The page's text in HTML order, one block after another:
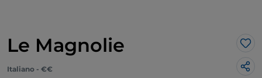
Le Magnolie Me
Italiano - €€